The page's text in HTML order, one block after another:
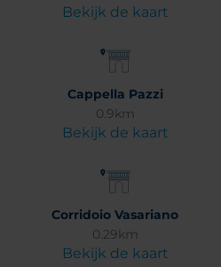
Bekijk de kaart
Cappella Pazzi
0.9km
Bekijk de kaart
Corridoio Vasariano
0.29km
Bekijk de kaart